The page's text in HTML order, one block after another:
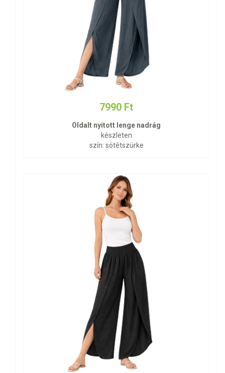
7990 Ft
Oldalt nyitott lenge nadrág
készleten
szín: sötétszürke